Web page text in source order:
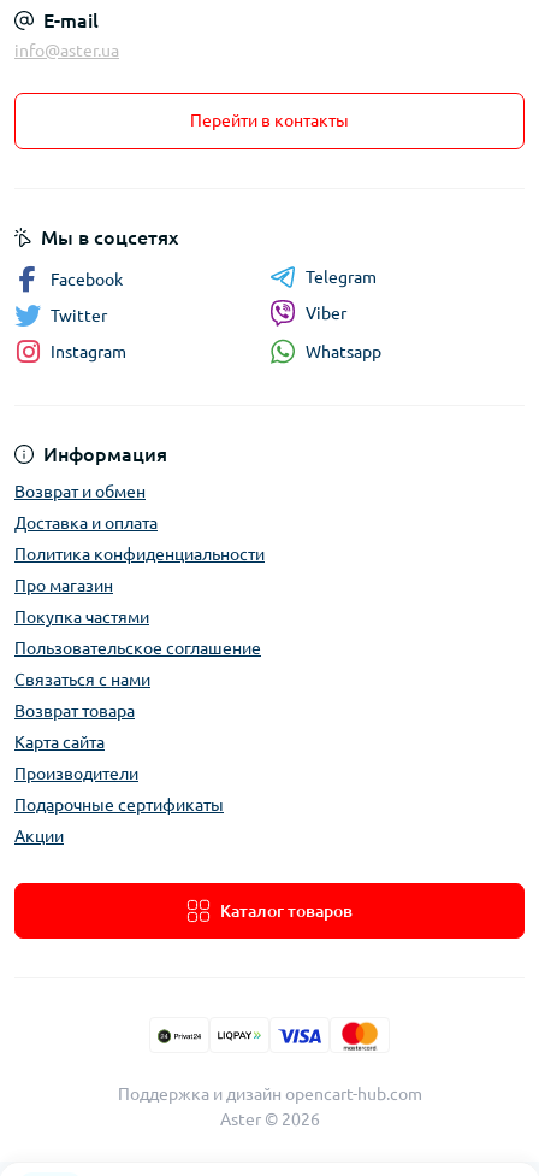
E-mail
info@aster.ua
Перейти в контакты
Информация
Возврат и обмен
Доставка и оплата
Политика конфиденциальности
Про магазин
Покупка частями
Пользовательское соглашение
Связаться с нами
Возврат товара
Карта сайта
Производители
Подарочные сертификаты
Акции
Каталог товаров
Мы в соцсетях
Facebook
Twitter
Instagram
Telegram
Viber
Whatsapp
Поддержка и дизайн opencart-hub.com
Aster © 2026